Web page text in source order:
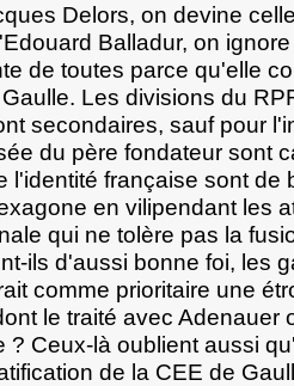
Delors, on devine
Balladur, on
de toutes parce qu'elle
Les divisions du
secondaires, sauf pour
du père fondateur sont
l'identité française sont de
en vilipendant les
qui ne tolère pas la
ils d'aussi bonne foi, les
comme prioritaire une
le traité avec Adenauer
? Ceux-là oublient aussi
de la CEE de